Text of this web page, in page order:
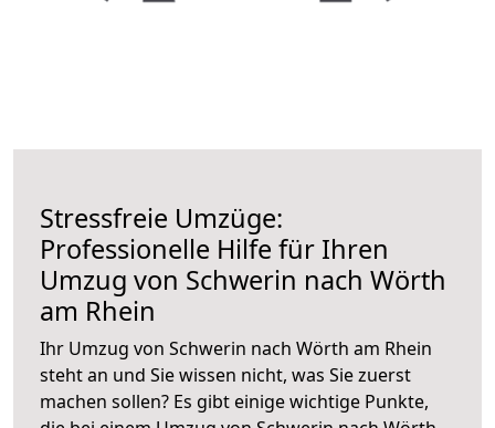
Stressfreie Umzüge:
Professionelle Hilfe für Ihren
Umzug von Schwerin nach Wörth
am Rhein
Ihr Umzug von Schwerin nach Wörth am Rhein
steht an und Sie wissen nicht, was Sie zuerst
machen sollen? Es gibt einige wichtige Punkte,